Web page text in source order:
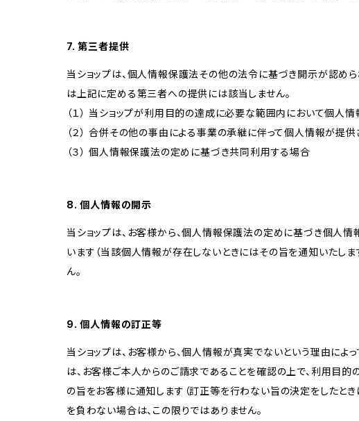
7. 第三者提供
当ショップは、個人情報保護法その他の法令に基づき開示が認め
は上記に定める第三者への提供には該当しません。
（１） 当ショップが利用目的の達成に必要な範囲内において個
（２） 合併その他の事由による事業の承継に伴って個人情報が提
（３） 個人情報保護法の定めに基づき共同利用する場合
8. 個人情報の開示
当ショップは、お客様から、個人情報保護法の定めに基づき個人
います（当該個人情報が存在しないときにはその旨を通知いたしま
ん。
9. 個人情報の訂正等
当ショップは、お客様から、個人情報が真実でないという理由によ
は、お客様ご本人からのご請求であることを確認の上で、利用目
の旨をお客様に通知します（訂正等を行わない旨の決定をしたとき
を負わない場合は、この限りではありません。